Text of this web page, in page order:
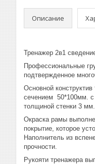
Описание
Тренажер 2в1
Профессиональные
подтвержденное
Основной
сечением 50*100мм. с
толщиной стенки 3 мм.
Окраска рамы
покрытие, которое
Наполнитель из
прочности.
Рукояти тренажера